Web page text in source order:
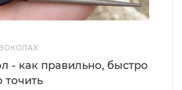
- как правильно, быстро
точить